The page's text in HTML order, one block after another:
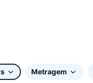
Metragem